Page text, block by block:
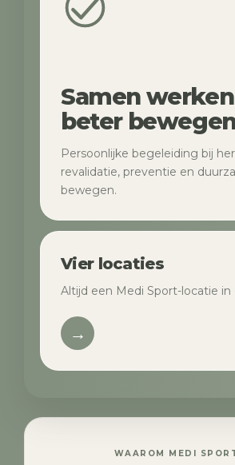
Samen
beter
Persoonlijke begeleiding bij
revalidatie, preventie en
bewegen.
Vier locaties
Altijd een Medi Sport-locatie in
→
WAAROM MEDI